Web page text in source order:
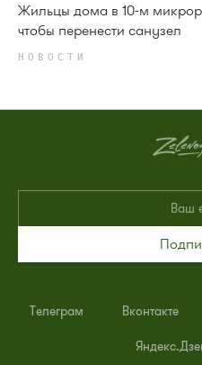
Жильцы дома в 10-м
чтобы перенести санузел
НОВОСТИ
Телеграм Вконтакте